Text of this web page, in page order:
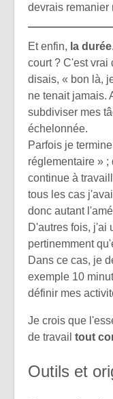
devrais remanier
Et enfin, la durée
court ? C'est vrai
disais, « bon là,
ne tenait jamais.
subdiviser mes
échelonnée.
Parfois je
réglementaire » ;
continue à
tous les cas
donc autant
D'autres fois, j'ai
pertinemment
Dans ce cas, je
exemple 10
définir mes
Je crois que
de travail tout
Outils et